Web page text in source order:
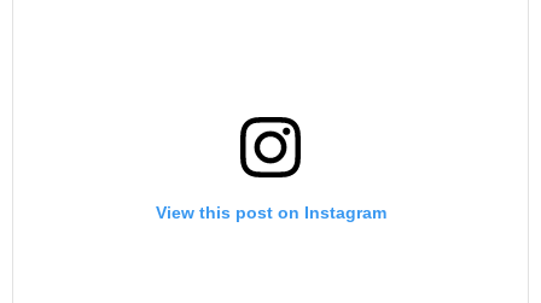
View this post on Instagram